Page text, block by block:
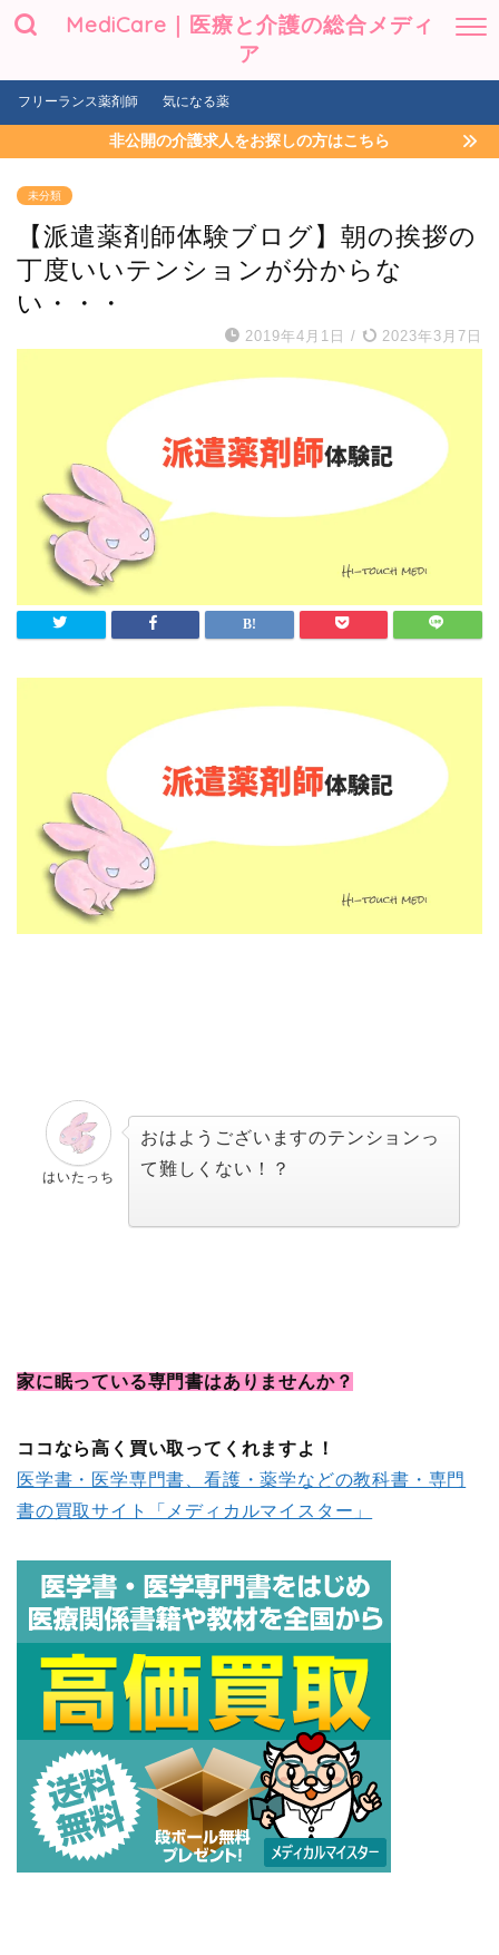
MediCare｜医療と介護の総合メディ
ア
フリーランス薬剤師 気になる薬
非公開の介護求人をお探しの方はこちら
未分類
【派遣薬剤師体験ブログ】朝の挨拶の
丁度いいテンションが分からな
い・・・
2019年4月1日 / 2023年3月7日
はいたっち
おはようございますのテンションっ
て難しくない！？
家に眠っている専門書はありませんか？
ココなら高く買い取ってくれますよ！
医学書・医学専門書、看護・薬学などの教科書・専門
書の買取サイト「メディカルマイスター」